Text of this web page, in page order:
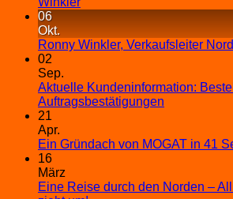
06
Okt.
Ronny Winkler, Verkaufsleiter
02
Sep.
Aktuelle Kundeninformation:
Auftragsbestätigungen
21
Apr.
Ein Gründach von MOGAT in 41
16
März
Eine Reise durch den Norden –